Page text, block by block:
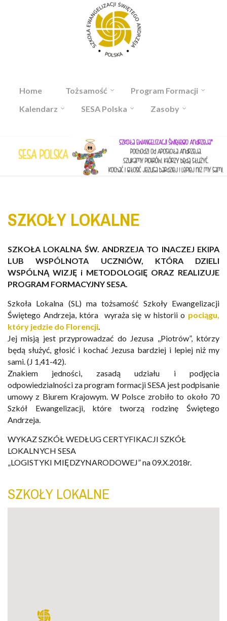
Home Tożsamość
Program Formacji
Kalendarz
SESA Polska Zasoby
SZKOŁY LOKALNE
SZKOŁA LOKALNA ŚW. ANDRZEJA TO INACZEJ EKIPA
LUB WSPÓLNOTA UCZNIÓW, KTÓRA DZIELI
WSPÓLNĄ WIZJĘ i METODOLOGIĘ ORAZ REALIZUJE
PROGRAM FORMACYJNY SESA.
Szkoła Lokalna (SL) ma tożsamość Szkoły Ewangelizacji
Świętego Andrzeja, która wyraża się w historii o pociągu,
który jedzie do Florencji
Jej misją jest przyprowadzać do Jezusa ,,Piotrów”, którzy
będą służyć, głosić i kochać Jezusa bardziej i lepiej niż my
sami. (J 1,41-42).
Znakiem jedności, zasadą udziału i podjęcia
odpowiedzialności za program formacji SESA jest podpisanie
umowy z Biurem Krajowym. W Polsce zrobiło to około 70
Szkół Ewangelizacji, które tworzą rodzinę Świętego
Andrzeja.
WYKAZ SZKÓŁ WEDŁUG CERTYFIKACJI SZKÓŁ
LOKALNYCH SESA
„LOGISTYKI MIĘDZYNARODOWEJ” na 09.X.2018r.
SZKOŁY LOKALNE